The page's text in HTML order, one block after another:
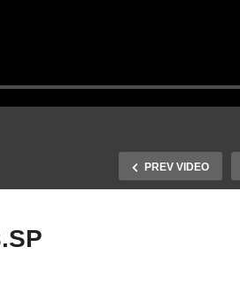
PREV VIDEO